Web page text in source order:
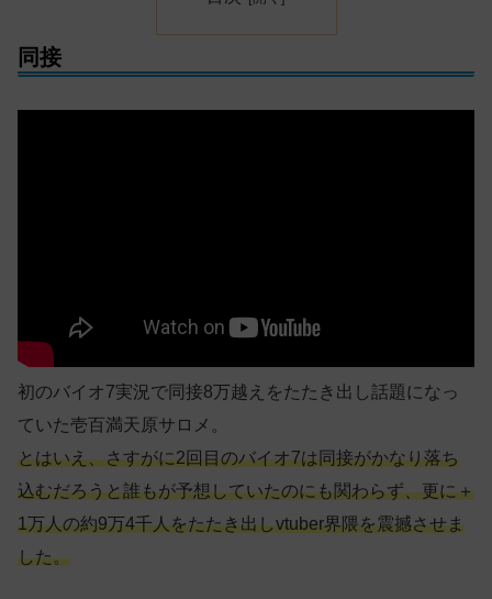
同接
初のバイオ7実況で同接8万越えをたたき出し話題になっ
ていた壱百満天原サロメ。
とはいえ、さすがに2回目のバイオ7は同接がかなり落ち
込むだろうと誰もが予想していたのにも関わらず、更に＋
1万人の約9万4千人をたたき出しvtuber界隈を震撼させま
した。